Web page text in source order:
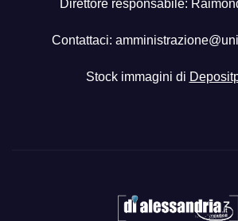
Direttore responsabile:
Contattaci:
Stock immagini di